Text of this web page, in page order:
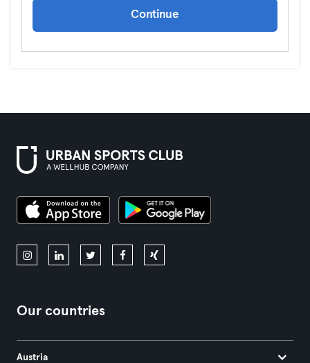
Continue
Our countries
Austria